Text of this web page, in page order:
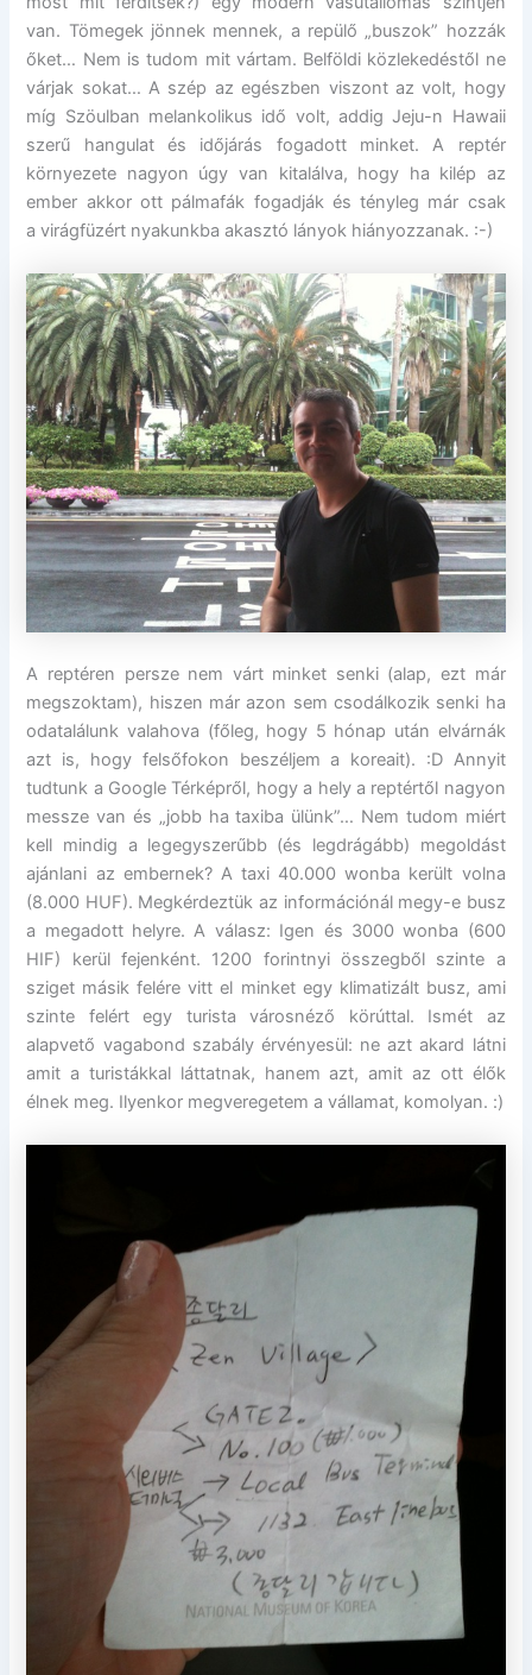
van. Tömegek jönnek mennek, a repülő „buszok” hozzák
őket… Nem is tudom mit vártam. Belföldi közlekedéstől ne
várjak sokat… A szép az egészben viszont az volt, hogy
míg Szöulban melankolikus idő volt, addig Jeju-n Hawaii
szerű hangulat és időjárás fogadott minket. A reptér
környezete nagyon úgy van kitalálva, hogy ha kilép az
ember akkor ott pálmafák fogadják és tényleg már csak
a virágfüzért nyakunkba akasztó lányok hiányozzanak. :-)
A reptéren persze nem várt minket senki (alap, ezt már
megszoktam), hiszen már azon sem csodálkozik senki ha
odatalálunk valahova (főleg, hogy 5 hónap után elvárnák
azt is, hogy felsőfokon beszéljem a koreait). :D Annyit
tudtunk a Google Térképről, hogy a hely a reptértől nagyon
messze van és „jobb ha taxiba ülünk”… Nem tudom miért
kell mindig a legegyszerűbb (és legdrágább) megoldást
ajánlani az embernek? A taxi 40.000 wonba került volna
(8.000 HUF). Megkérdeztük az információnál megy-e busz
a megadott helyre. A válasz: Igen és 3000 wonba (600
HIF) kerül fejenként. 1200 forintnyi összegből szinte a
sziget másik felére vitt el minket egy klimatizált busz, ami
szinte felért egy turista városnéző körúttal. Ismét az
alapvető vagabond szabály érvényesül: ne azt akard látni
amit a turistákkal láttatnak, hanem azt, amit az ott élők
élnek meg. Ilyenkor megveregetem a vállamat, komolyan. :)